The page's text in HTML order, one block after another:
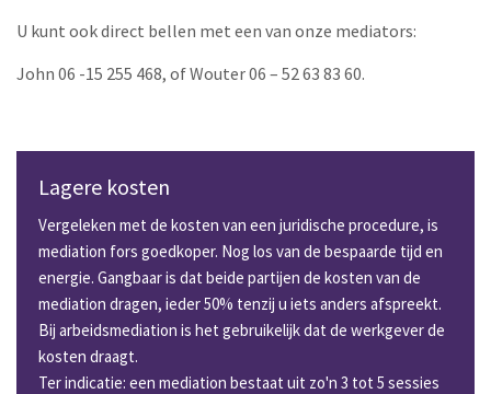
U kunt ook direct bellen met een van onze mediators:
John 06 -15 255 468, of Wouter 06 – 52 63 83 60.
Lagere kosten
Vergeleken met de kosten van een juridische procedure, is
mediation fors goedkoper. Nog los van de bespaarde tijd en
energie. Gangbaar is dat beide partijen de kosten van de
mediation dragen, ieder 50% tenzij u iets anders afspreekt.
Bij arbeidsmediation is het gebruikelijk dat de werkgever de
kosten draagt.
Ter indicatie: een mediation bestaat uit zo'n 3 tot 5 sessies